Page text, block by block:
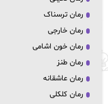
رمان ترسناک
رمان خارجی
رمان خون اشامی
رمان طنز
رمان عاشقانه
رمان کلکلی